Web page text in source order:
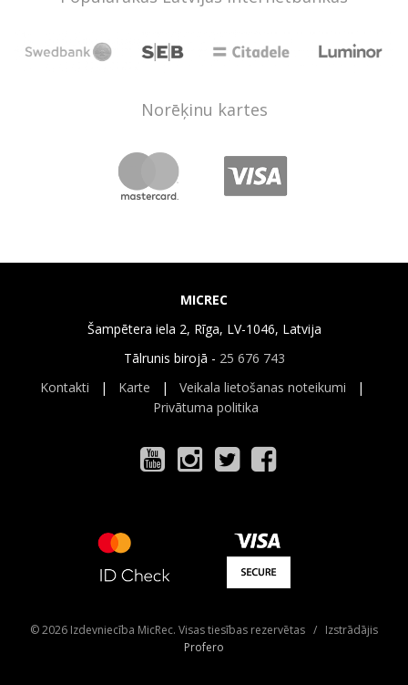
Norēķinu kartes
MICREC
Šampētera iela 2, Rīga, LV-1046, Latvija
Tālrunis birojā - 25 676 743
Kontakti | Karte | Veikala lietošanas noteikumi |
Privātuma politika
© 2026 Izdevniecība MicRec. Visas tiesības rezervētas / Izstrādājis
Profero